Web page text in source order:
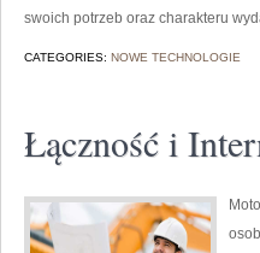
swoich potrzeb oraz charakteru
CATEGORIES: NOWE TECHNOLOGIE
Łączność i